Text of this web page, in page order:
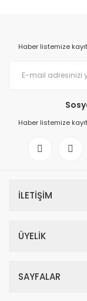
Haber listemize
Haber listemize
İLETİŞİM
ÜYELİK
SAYFALAR